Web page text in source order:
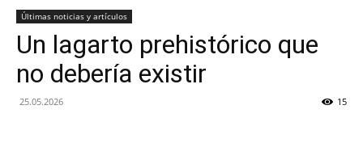
Últimas noticias y artículos
Un lagarto prehistórico que
no debería existir
25.05.2026 15